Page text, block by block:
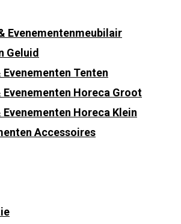
Evenementenmeubilair
Geluid
Evenementen Tenten
Evenementen Horeca Groot
Evenementen Horeca Klein
Accessoires